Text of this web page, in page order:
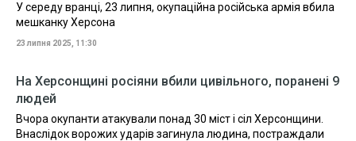
У середу вранці, 23 липня, окупаційна російська армія вбила
мешканку Херсона
23 липня 2025, 11:30
На Херсонщині росіяни вбили цивільного, поранені 9
людей
Вчора окупанти атакували понад 30 міст і сіл Херсонщини.
Внаслідок ворожих ударів загинула людина, постраждали